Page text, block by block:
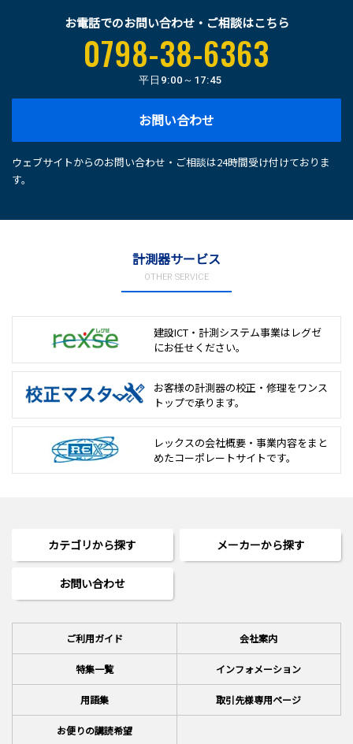
お電話でのお問い合わせ・ご相談はこちら
0798-38-6363
平日 9:00～17:45
お問い合わせ
ウェブサイトからのお問い合わせ・ご相談は24時間受け付けておりま
す。
計測器サービス
OTHER SERVICE
建設ICT・計測システム事業は レグゼ
にお任せください。
お客様の計測器の校正・修理をワンス
トップで承ります。
レックスの会社概要・事業内容をまと
めたコーポレートサイトです。
カテゴリから探す メーカーから探す
お問い合わせ
ご利用ガイド 会社案内
特集一覧 インフォメーション
用語集 取引先様専用ページ
お便りの講読希望